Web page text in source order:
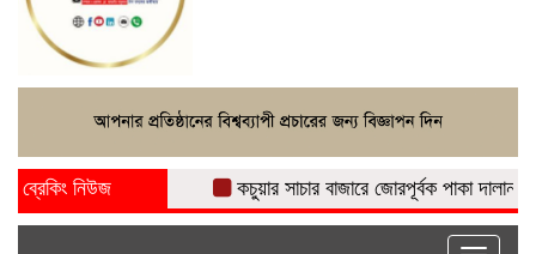
ব্রেকিং নিউজ কচুয়ার সাচার বাজারে জোরপূর্বক পাকা দালান